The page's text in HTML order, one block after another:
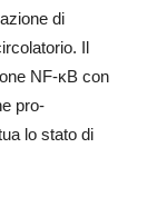
di
Il
NF-κB con
pro-
lo stato di